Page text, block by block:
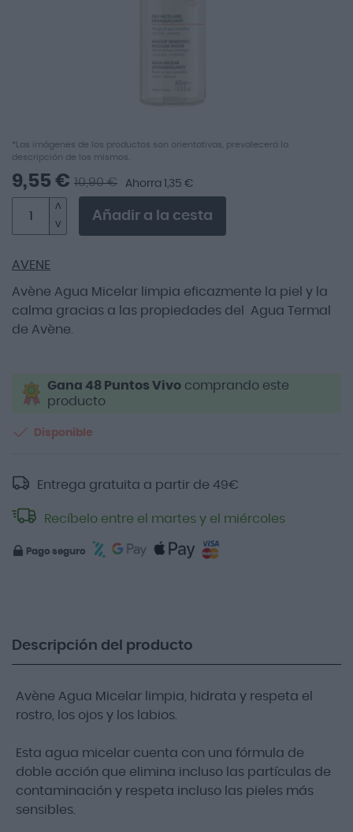
Saltar
al
comienzo
de
galería
de
*Las imágenes de los productos son orientativas, prevalecerá la
descripción de los mismos.
AVENE
Avène Agua Micelar limpia eficazmente la piel y la
calma gracias a las propiedades del Agua Termal
de Avène.
Gana 48 Puntos Vivo comprando este
producto
9,55 € 10,90 € Ahorra 1,35 €
Añadir a la cesta
Disponible
Entrega gratuita a partir de 49€
Recíbelo entre el martes y el miércoles
Pago seguro
Descripción del producto
Avène Agua Micelar limpia, hidrata y respeta el
rostro, los ojos y los labios.
Esta agua micelar cuenta con una fórmula de
doble acción que elimina incluso las partículas de
contaminación y respeta incluso las pieles más
sensibles.